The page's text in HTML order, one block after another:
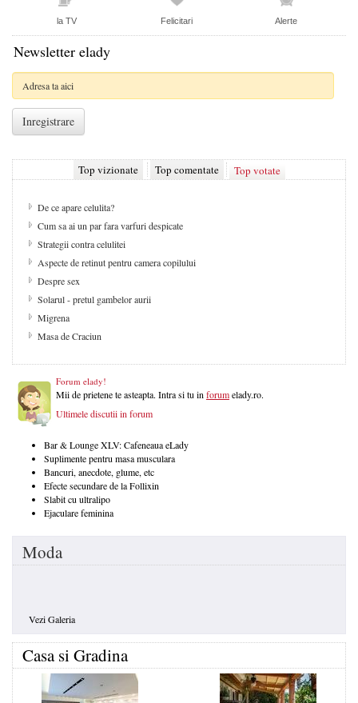
la TV Felicitari Alerte
Newsletter elady
Top vizionate Top comentate Top votate
De ce apare celulita?
Cum sa ai un par fara varfuri despicate
Strategii contra celulitei
Aspecte de retinut pentru camera copilului
Despre sex
Solarul - pretul gambelor aurii
Migrena
Masa de Craciun
Forum elady!
Mii de prietene te asteapta. Intra si tu inforumelady.ro.
Ultimele discutii in forum
Bar & Lounge XLV: Cafeneaua eLady
Suplimente pentru masa musculara
Bancuri, anecdote, glume, etc
Efecte secundare de la Follixin
Slabit cu ultralipo
Ejaculare feminina
Moda
Vezi Galeria
Casa si Gradina